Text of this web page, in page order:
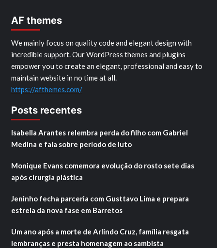
AF themes
We mainly focus on quality code and elegant design with
incredible support. Our WordPress themes and plugins
empower you to create an elegant, professional and easy to
maintain website in no time at all.
https://afthemes.com/
Posts recentes
Isabella Arantes relembra perda do filho com Gabriel
Medina e fala sobre período de luto
Monique Evans comemora evolução do rosto sete dias
após cirurgia plástica
Jeninho fecha parceria com Gusttavo Lima e prepara
estreia da nova fase em Barretos
Um ano após a morte de Arlindo Cruz, família resgata
lembranças e presta homenagem ao sambista